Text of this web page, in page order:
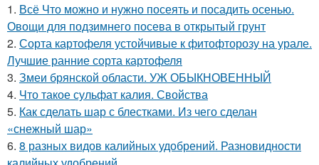
1. Всё Что можно и нужно посеять и посадить осенью.
Овощи для подзимнего посева в открытый грунт
2. Сорта картофеля устойчивые к фитофторозу на урале.
Лучшие ранние сорта картофеля
3. Змеи брянской области. УЖ ОБЫКНОВЕННЫЙ
4. Что такое сульфат калия. Свойства
5. Как сделать шар с блестками. Из чего сделан
«снежный шар»
6. 8 разных видов калийных удобрений. Разновидности